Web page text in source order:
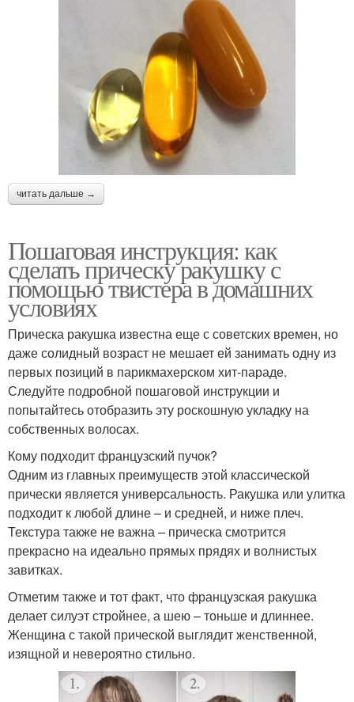
читать дальше →
Пошаговая инструкция: как
сделать прическу ракушку с
помощью твистера в домашних
условиях
Прическа ракушка известна еще с советских времен, но
даже солидный возраст не мешает ей занимать одну из
первых позиций в парикмахерском хит-параде.
Следуйте подробной пошаговой инструкции и
попытайтесь отобразить эту роскошную укладку на
собственных волосах.
Кому подходит французский пучок?
Одним из главных преимуществ этой классической
прически является универсальность. Ракушка или улитка
подходит к любой длине – и средней, и ниже плеч.
Текстура также не важна – прическа смотрится
прекрасно на идеально прямых прядях и волнистых
завитках.
Отметим также и тот факт, что французская ракушка
делает силуэт стройнее, а шею – тоньше и длиннее.
Женщина с такой прической выглядит женственной,
изящной и невероятно стильно.